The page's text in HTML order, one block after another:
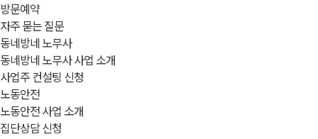
방문예약
자주 묻는 질문
동네방네 노무사
동네방네 노무사 사업 소개
사업주 컨설팅 신청
노동안전
노동안전 사업 소개
집단상담 신청